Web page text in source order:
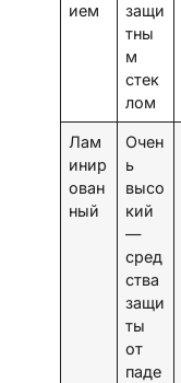
ием
защи
тны
м
стек
лом
Лам
инир
ован
ный
Очен
ь
высо
кий
—
сред
ства
защи
ты
от
паде